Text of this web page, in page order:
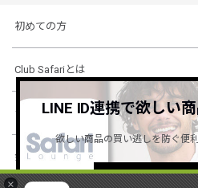
×
初めての方
Club Safariとは
ショッピングガイド
会社概要・規約
LINE ID連携で欲しい
欲しい商品の買い逃しを防ぐ便
詳しくはこ